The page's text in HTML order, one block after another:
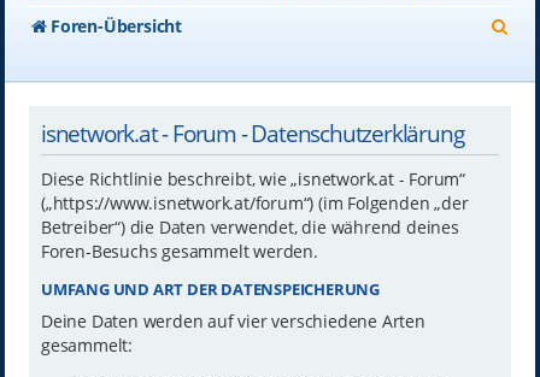
Foren-Übersicht
isnetwork.at - Forum - Datenschutzerklärung
Diese Richtlinie beschreibt, wie „isnetwork.at - Forum“
(„https://www.isnetwork.at/forum“) (im Folgenden „der
Betreiber“) die Daten verwendet, die während deines
Foren-Besuchs gesammelt werden.
UMFANG UND ART DER DATENSPEICHERUNG
Deine Daten werden auf vier verschiedene Arten
gesammelt: